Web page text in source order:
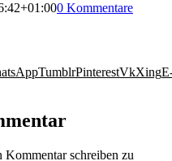
0 Kommentare
TumblrPinterestVkXing
Kommentar schreiben zu